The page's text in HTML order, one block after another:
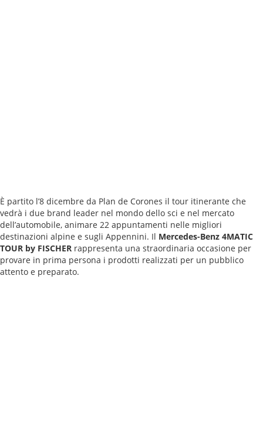
È partito l’8 dicembre da Plan de Corones il tour itinerante che
vedrà i due brand leader nel mondo dello sci e nel mercato
dell’automobile, animare 22 appuntamenti nelle migliori
destinazioni alpine e sugli Appennini. Il Mercedes-Benz 4MATIC
TOUR by FISCHER rappresenta una straordinaria occasione per
provare in prima persona i prodotti realizzati per un pubblico
attento e preparato.